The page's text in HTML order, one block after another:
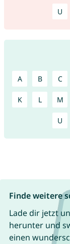
U
A B C
K L M
U
Finde weitere
Lade dir jetzt
herunter und
einen